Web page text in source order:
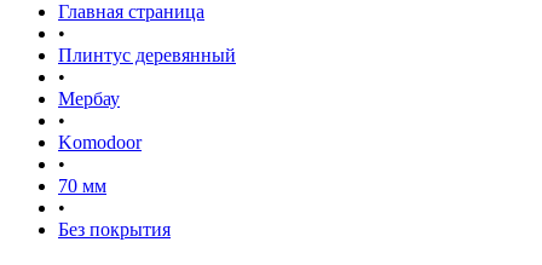
Главная страница
•
Плинтус деревянный
•
Мербау
•
Komodoor
•
70 мм
•
Без покрытия